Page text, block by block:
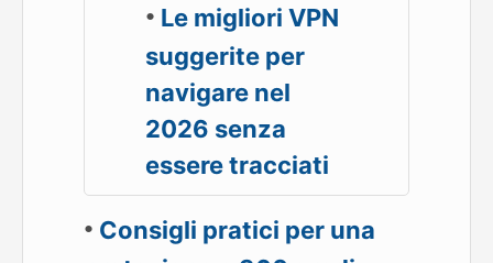
Le migliori VPN
suggerite per
navigare nel
2026 senza
essere tracciati
Consigli pratici per una